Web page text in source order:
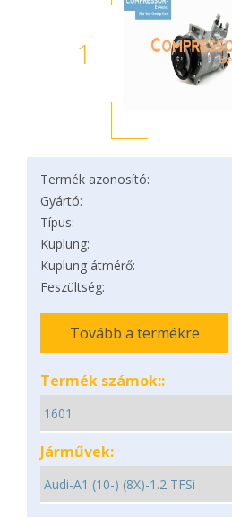
1
Termék azonosító:
Gyártó:
Típus:
Kuplung:
Kuplung átmérő:
Feszültség:
Tovább a termékre
Termék számok::
Járművek: